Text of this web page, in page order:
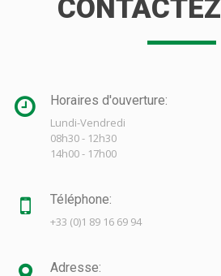
CONTACTEZ
Horaires d'ouverture:
Lundi-Vendredi
08h30 - 12h30
14h00 - 17h00
Téléphone:
+33 (0)1 89 16 69 94
Adresse: